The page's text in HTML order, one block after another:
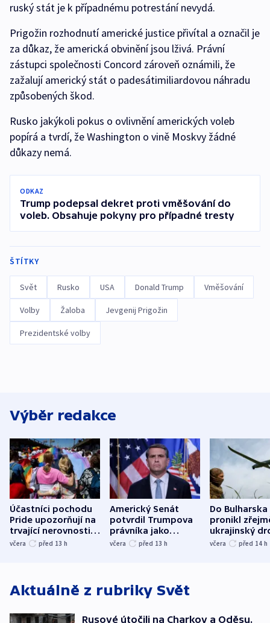
ruský stát je k případnému potrestání nevydá.
Prigožin rozhodnutí americké justice přivítal a označil je
za důkaz, že americká obvinění jsou lživá. Právní
zástupci společnosti Concord zároveň oznámili, že
zažalují americký stát o padesátimiliardovou náhradu
způsobených škod.
Rusko jakýkoli pokus o ovlivnění amerických voleb
popírá a tvrdí, že Washington o vině Moskvy žádné
důkazy nemá.
ODKAZ
Trump podepsal dekret proti vměšování do
voleb. Obsahuje pokyny pro případné tresty
ŠTÍTKY
Svět Rusko USA Donald Trump Vměšování
Volby Žaloba Jevgenij Prigožin
Prezidentské volby
Výběr redakce
Účastníci pochodu
Pride upozorňují na
trvající nerovnosti i
společenskou
včera před 13 h
Americký Senát
potvrdil Trumpova
právníka jako
ministra
včera před 13 h
Do Bulharska
pronikl
ukrajinský
explodoval
včera před 14 h
Aktuálně z rubriky Svět
Rusové útočili na Charkov a Oděsu.